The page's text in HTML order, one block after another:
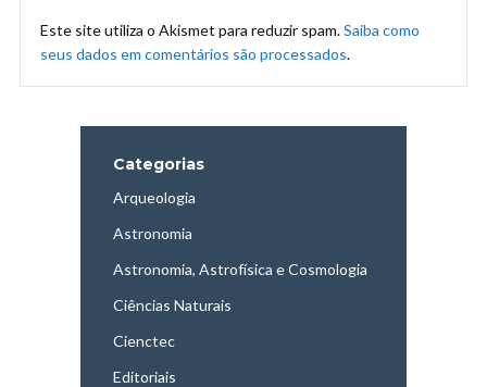
Este site utiliza o Akismet para reduzir spam.Saiba como
seus dados em comentários são processados.
Categorias
Arqueologia
Astronomia
Astronomia, Astrofísica e Cosmologia
Ciências Naturais
Cienctec
Editoriais